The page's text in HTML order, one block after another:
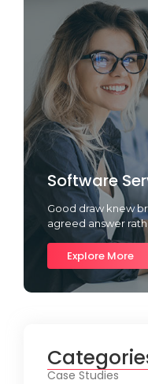
Software
Good draw knew
agreed answer
Explore More
Case Studies